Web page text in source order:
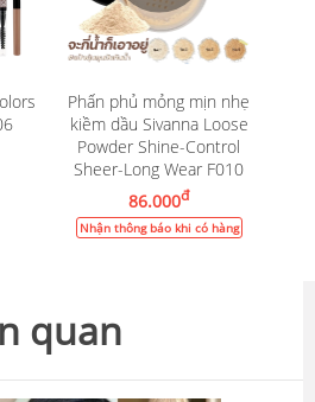
Phấn phủ mỏng mịn nhẹ
kiềm dầu Sivanna Loose
Powder Shine-Control
Sheer-Long Wear F010
86.000đ
Nhận thông báo khi có hàng
quan